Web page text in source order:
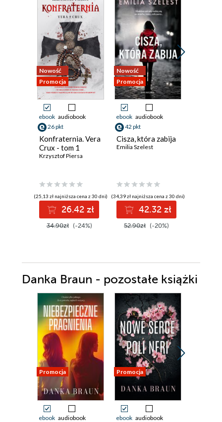
Nowość
Promocja
ebook audiobook
26 pkt
Konfraternia. Vera
Crux - tom 1
Krzysztof Piersa
(25,13 zł najniższa cena z 30 dni)
26.42 zł
34.90zł (-24%)
Nowość
Promocja
ebook audiobook
42 pkt
Cisza, która zabija
Emilia Szelest
(34,39 zł najniższa cena z 30 dni)
42.32 zł
52.90zł (-20%)
Danka Braun - pozostałe książki
Promocja
ebook audiobook
Promocja
ebook audiobook